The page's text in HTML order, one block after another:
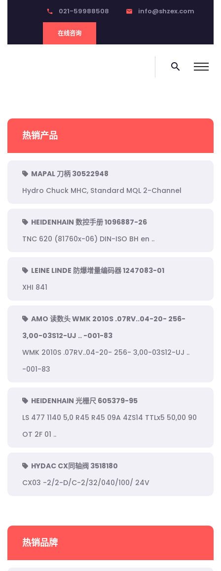
phone 021-59988508 email info@shzex.com
在线咨询
search
热销产品
MAPAL 刀柄 30522948
Hydro Chuck MHC, Standard MQL 2-Channel
HEIDENHAIN 数控手册 1096887-26
TNC 620 (81760x-06) DIN-ISO BH en ..
LEINE LINDE 防爆增量编码器 1247083-01
XHI 841
AMO 读数头 WMK 2010S .07RV..04-20- 256-
3,00-03S12-UJ .. -001-83
WMK 2010S .07RV..04-20- 256- 3,00-03S12-UJ ..
-001-83
HEIDENHAIN 光栅尺 605379-95
LS 477 1140 5,0 R45 R45 09A 4ZS14 TTLx5 50,00 90
OT 2F 01 ..
HYDAC CX同轴阀 3518180
CX03 -2/2-D/C-2/32/040/100/ 24V
热销品牌